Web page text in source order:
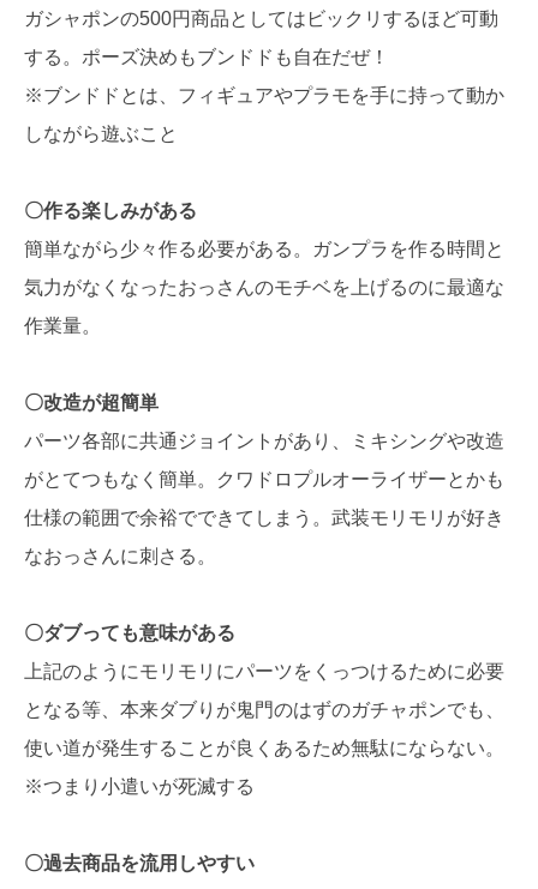
ガシャポンの500円商品としてはビックリするほど可動
する。ポーズ決めもブンドドも自在だぜ！
※ブンドドとは、フィギュアやプラモを手に持って動か
しながら遊ぶこと
〇作る楽しみがある
簡単ながら少々作る必要がある。ガンプラを作る時間と
気力がなくなったおっさんのモチベを上げるのに最適な
作業量。
〇改造が超簡単
パーツ各部に共通ジョイントがあり、ミキシングや改造
がとてつもなく簡単。クワドロプルオーライザーとかも
仕様の範囲で余裕でできてしまう。武装モリモリが好き
なおっさんに刺さる。
〇ダブっても意味がある
上記のようにモリモリにパーツをくっつけるために必要
となる等、本来ダブりが鬼門のはずのガチャポンでも、
使い道が発生することが良くあるため無駄にならない。
※つまり小遣いが死滅する
〇過去商品を流用しやすい